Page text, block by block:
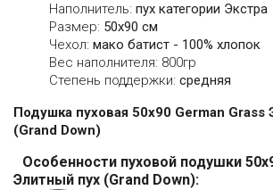
Наполнитель: пух категории Экстра
Размер: 50х90 см
Чехол: мако батист - 100% хлопок
Вес наполнителя: 800гр
Степень поддержки: средняя
Подушка пуховая 50х90 German Grass
(Grand Down)
Особенности пуховой подушки
Элитный пух (Grand Down):